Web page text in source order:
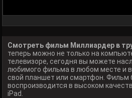
Смотреть фильм Миллиардер в
теперь можно не только на
телевизоре, сегодня вы можете
любимого фильма в любом месте и
свой планшет или смартфон. Фильм
воспроизводится в высоком
iPad.